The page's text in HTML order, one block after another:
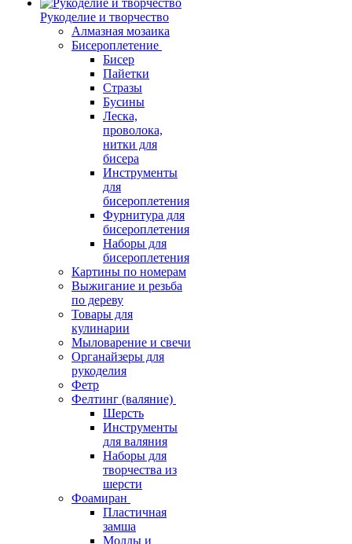
Рукоделие и творчество
Алмазная мозаика
Бисероплетение
Бисер
Пайетки
Стразы
Бусины
Леска,
проволока,
нитки для
бисера
Инструменты
для
бисероплетения
Фурнитура для
бисероплетения
Наборы для
бисероплетения
Картины по номерам
Выжигание и резьба
по дереву
Товары для
кулинарии
Мыловарение и свечи
Органайзеры для
рукоделия
Фетр
Фелтинг (валяние)
Шерсть
Инструменты
для валяния
Наборы для
творчества из
шерсти
Фоамиран
Пластичная
замша
Молды и